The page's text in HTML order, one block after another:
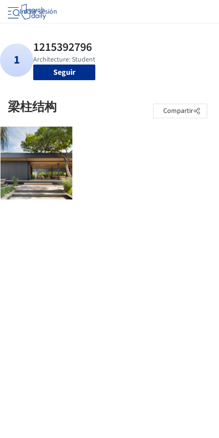
Iniciar sesión
Seguir
梁柱结构 Compartir